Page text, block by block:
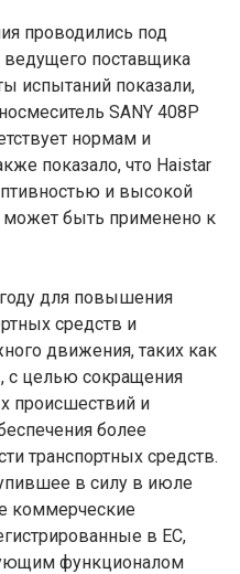
проводились под
ведущего поставщика
испытаний показали,
SANY 408P
нормам и
показало, что Haistar
и высокой
быть применено к
для повышения
средств и
движения, таких как
с целью сокращения
происшествий и
более
транспортных средств.
в силу в июле
коммерческие
в ЕС,
функционалом